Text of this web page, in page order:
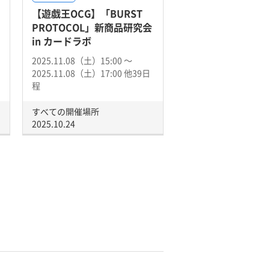
【遊戯王OCG】「BURST
PROTOCOL」新商品研究会
in カードラボ
2025.11.08（土）15:00 〜
2025.11.08（土）17:00 他39日
程
すべての開催場所
2025.10.24